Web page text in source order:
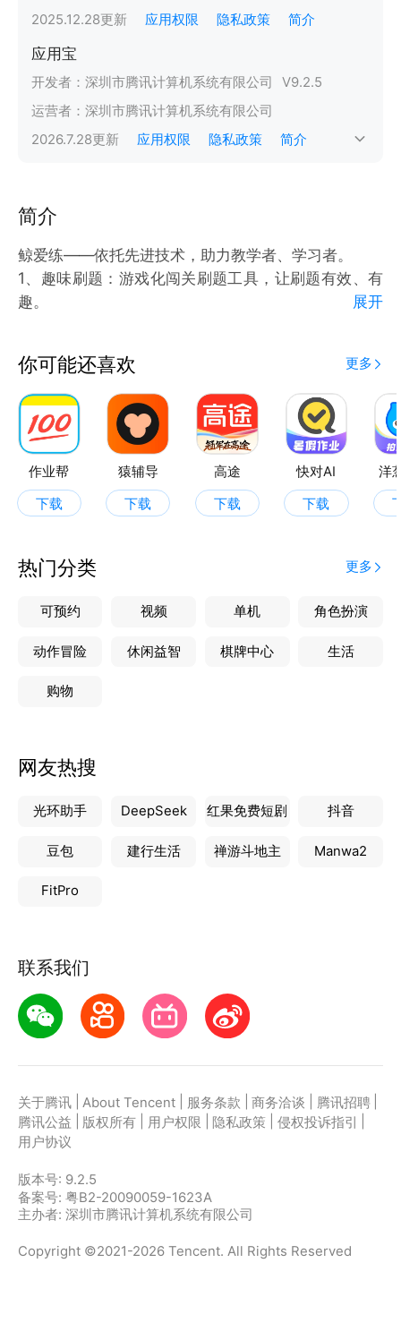
2025.12.28更新 应用权限 隐私政策 简介
应用宝
开发者： 深圳市腾讯计算机系统有限公司 V9.2.5
运营者： 深圳市腾讯计算机系统有限公司
2026.7.28更新 应用权限 隐私政策 简介
简介
鲸爱练——依托先进技术，助力教学者、学习者。
1、趣味刷题：游戏化闯关刷题工具，让刷题有效、有
趣。
展开
你可能还喜欢 更多
作业帮
下载
猿辅导
下载
高途
下载
快对AI
下载
洋
热门分类 更多
可预约 视频 单机 角色扮演
动作冒险 休闲益智 棋牌中心 生活
购物
网友热搜
光环助手 DeepSeek 红果免费短剧 抖音
豆包 建行生活 禅游斗地主 Manwa2
FitPro
联系我们
关于腾讯 About Tencent 服务条款 商务洽谈 腾讯招聘
腾讯公益
版权所有 用户权限 隐私政策 侵权投诉指引
用户协议
版本号: 9.2.5
备案号: 粤B2-20090059-1623A
主办者: 深圳市腾讯计算机系统有限公司
Copyright ©2021-2026 Tencent. All Rights Reserved